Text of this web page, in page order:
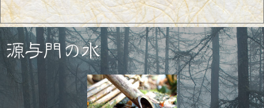
源与門の水